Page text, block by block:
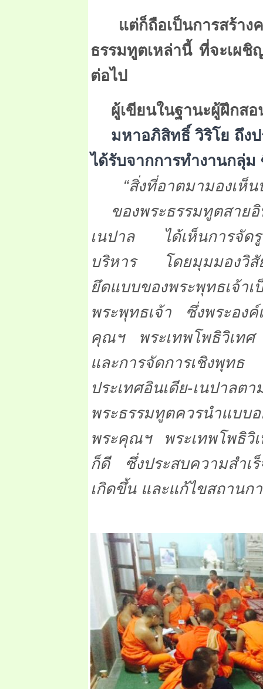
แต่ก็ถือเป็นการสร้า
ธรรมทูตเหล่านี้ ที่จะเผ
ต่อไป
ผู้เขียนในฐานะผู้ฝึก
มหาอภิสิทธิ์ วิริโย ถึง
ได้รับจากการทำงานกลุ่
“สิ่งที่อาตมามองเห็
ของพระธรรมทูตสายอิ
เนปาล ได้เห็นการจัดรู
บริหาร โดยมุมมองวิสัย
ยึดแบบของพระพุทธเจ้
พระพุทธเจ้า ซึ่งพระอง
คุณฯ พระเทพโพธิวิเทศ
และการจัดการเชิงพุทธ
ประเทศอินเดีย-เนปาล
พระธรรมทูตควรนำแบบ
พระคุณฯ พระเทพโพธิวิ
ก็ดี ซึ่งประสบความสำเ
เกิดขึ้น และแก้ไขสถาน